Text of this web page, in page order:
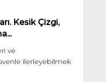
Kesik Çizgi,
ve
ilerleyebilmek